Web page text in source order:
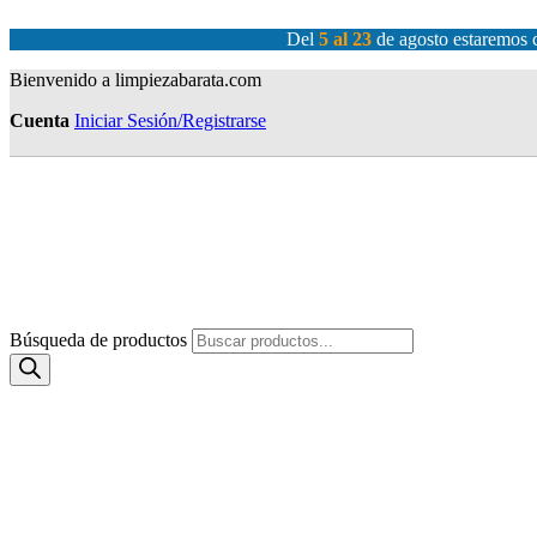
Del 5 al 23 de agosto
Bienvenido a limpiezabarata.com
Cuenta Iniciar Sesión/Registrarse
Búsqueda de productos